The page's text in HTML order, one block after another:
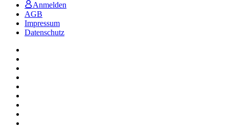
Anmelden
AGB
Impressum
Datenschutz